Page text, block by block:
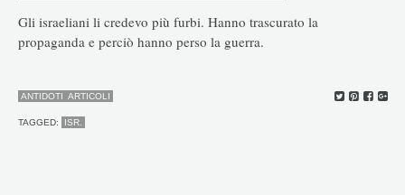
Gli israeliani li credevo più furbi. Hanno trascurato la
propaganda e perciò hanno perso la guerra.
ANTIDOTI ARTICOLI
TAGGED: ISR.